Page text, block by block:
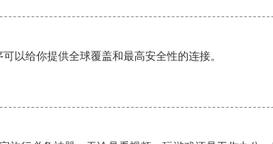
以给你提供全球覆盖和最高安全性的连接。